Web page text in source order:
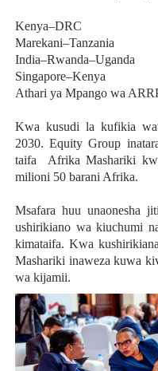
Kenya–DRC
Marekani–Tanzania
India–Rwanda–Uganda
Singapore–Kenya
Athari ya Mpango wa
Kwa kusudi la kufikia
2030. Equity Group
taifa Afrika Mashariki
milioni 50 barani Afrika.
Msafara huu unaonesha
ushirikiano wa kiuchumi
kimataifa. Kwa
Mashariki inaweza kuwa
wa kijamii.